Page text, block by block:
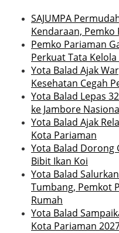
SAJUMPA
Kendaraan, Pemko
Pemko Pariaman
Perkuat Tata
Yota Balad Ajak
Kesehatan Cegah
Yota Balad Lepas
ke Jambore
Yota Balad Ajak
Kota Pariaman
Yota Balad Dorong
Bibit Ikan Koi
Yota Balad
Tumbang, Pemkot
Rumah
Yota Balad
Kota Pariaman